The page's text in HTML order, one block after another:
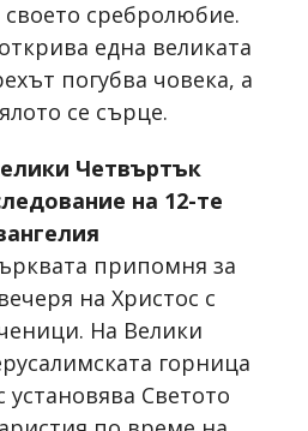
сребролюбие.
една великата
погубва човека, а
се сърце.
Четвъртък
на 12-те
припомня за
на Христос с
На Велики
горница
установява Светото